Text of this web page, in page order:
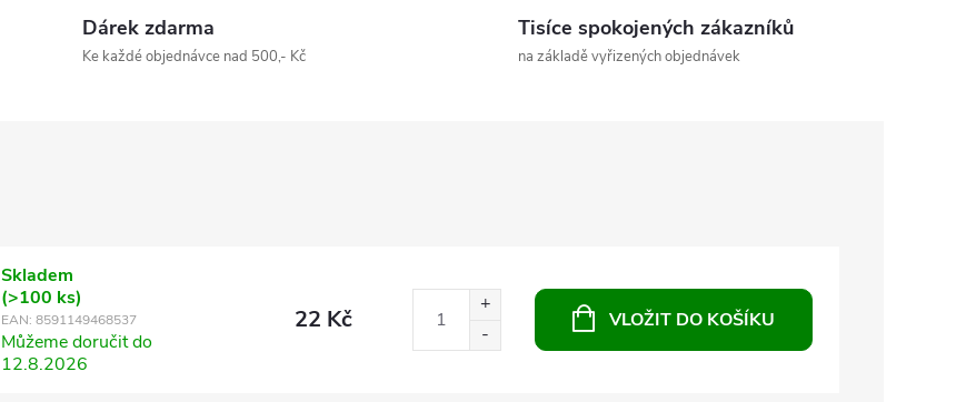
Dárek zdarma
Ke každé objednávce nad 500,- Kč
Tisíce spokojených zákazníků
na základě vyřizených objednávek
Skladem
(>100 ks)
EAN: 8591149468537
Můžeme doručit do
12.8.2026
22 Kč VLOŽIT DO KOŠÍKU